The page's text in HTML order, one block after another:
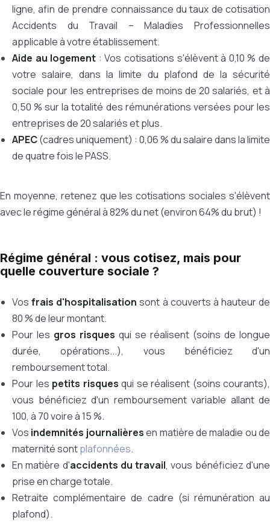
ligne, afin de prendre connaissance du taux de cotisation
Accidents du Travail – Maladies Professionnelles
applicable à votre établissement.
Aide au logement : Vos cotisations s'élèvent à 0,10 % de
votre salaire, dans la limite du plafond de la sécurité
sociale pour les entreprises de moins de 20 salariés, et à
0,50 % sur la totalité des rémunérations versées pour les
entreprises de 20 salariés et plus.
APEC(cadres uniquement) : 0,06 % du salaire dans la limite
de quatre fois le PASS.
En moyenne, retenez que les cotisations sociales s'élèvent
avec le régime général à 82% du net (environ 64% du brut) !
Régime général : vous cotisez, mais pour
quelle couverture sociale ?
Vosfrais d'hospitalisation sont à couverts à hauteur de
80 % de leur montant.
Pour les gros risques qui se réalisent (soins de longue
durée, opérations...), vous bénéficiez d'un
remboursement total.
Pour les petits risques qui se réalisent (soins courants),
vous bénéficiez d'un remboursement variable allant de
100, à 70 voire à 15 %.
Vos indemnités journalièresen matière de maladie ou de
maternité sontplafonnées.
En matière d'accidents du travail, vous bénéficiez d'une
prise en charge totale.
Retraite complémentaire de cadre (si rémunération au
plafond).